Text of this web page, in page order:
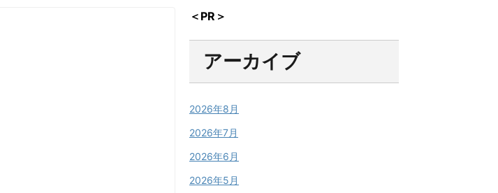
＜PR＞
アーカイブ
2026年8月
2026年7月
2026年6月
2026年5月